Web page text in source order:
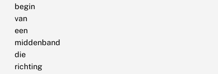
begin
van
een
middenband
die
richting